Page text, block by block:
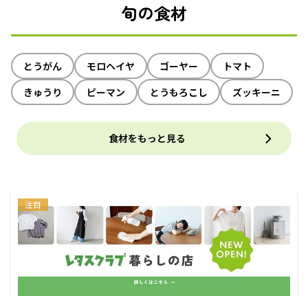
旬の食材
とうがん モロヘイヤ ゴーヤー
トマト
きゅうり
ピーマン とうもろこし ズッキーニ
食材をもっと見る
注目